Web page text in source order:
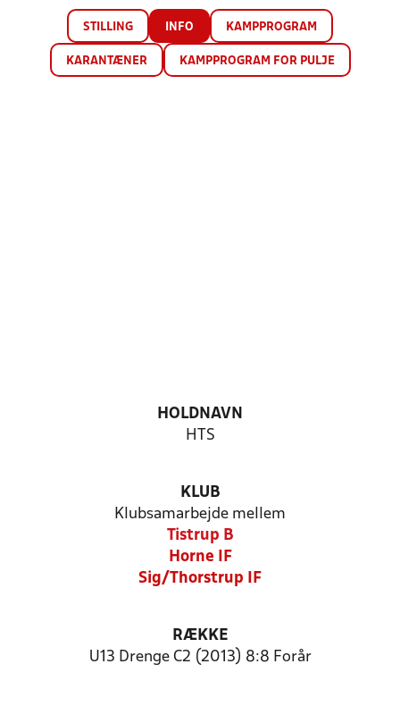
STILLING INFO KAMPPROGRAM
KARANTÆNER KAMPPROGRAM FOR PULJE
HOLDNAVN
HTS
KLUB
Klubsamarbejde mellem
Tistrup B
Horne IF
Sig/Thorstrup IF
RÆKKE
U13 Drenge C2 (2013) 8:8 Forår